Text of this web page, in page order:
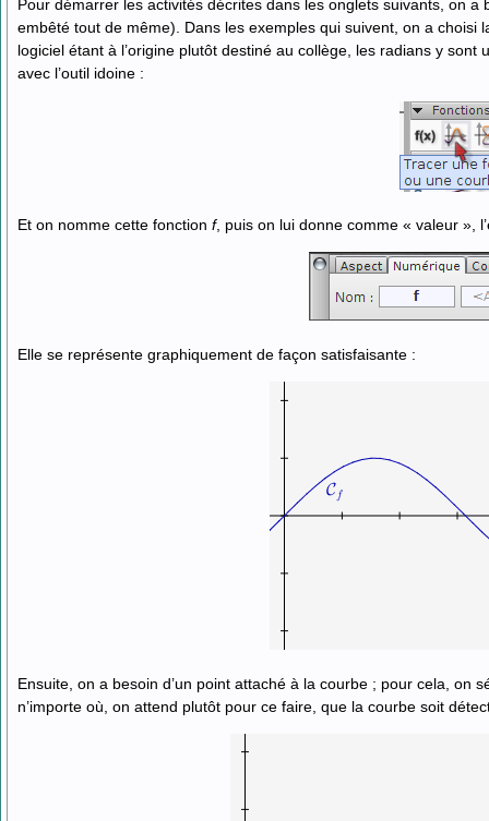
Pour démarrer les activités décrites dans les onglets suivants, on
embêté tout de même). Dans les exemples qui suivent, on a choisi
logiciel étant à l’origine plutôt destiné au collège, les radians y
avec l’outil idoine :
Et on nomme cette fonction f, puis on lui donne comme « valeur »,
Elle se représente graphiquement de façon satisfaisante :
Ensuite, on a besoin d’un point attaché à la courbe ; pour cela, on
n’importe où, on attend plutôt pour ce faire, que la courbe soit